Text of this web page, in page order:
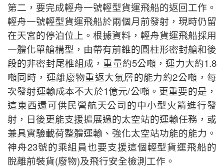
第二，要完成輕舟一號輕型貨運飛船的返回工作。
輕舟一號輕型貨運飛船於兩個月前發射，現時仍留
在天宮的停泊位上。根據資料，輕舟貨運飛船採用
一體化單艙構型，由帶有前錐的圓柱形密封艙和後
段的非密封尾椎組成，重量約5公噸，運力大約1.8
噸同時，運離廢物重返大氣層的能力約2公噸，每
次發射運輸成本不大於1億元/公噸。更重要的是，
這東西還可供民營航天公司的中小型火箭進行發
射，日後更能支援擴展過的太空站的運輸任務，或
兼具實驗載荷整體運輸、強化太空站功能的能力。
神舟23號的乘組員也要支援這個輕型貨運飛船的
脫離前裝貨(廢物)及飛行安全檢測工作。